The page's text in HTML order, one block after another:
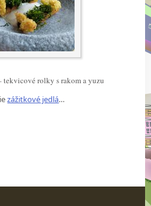
tekvicové rolky s rakom a yuzu
zážitkové jedlá…